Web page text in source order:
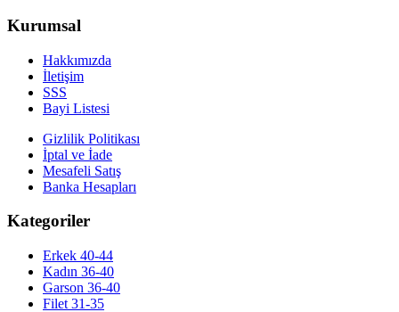
Kurumsal
Hakkımızda
İletişim
SSS
Bayi Listesi
Gizlilik Politikası
İptal ve İade
Mesafeli Satış
Banka Hesapları
Kategoriler
Erkek 40-44
Kadın 36-40
Garson 36-40
Filet 31-35